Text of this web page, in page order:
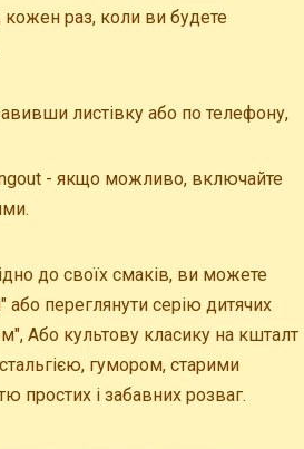
кожен раз, коли ви будете
листівку або по телефону,
- якщо можливо, включайте
до своїх смаків, ви можете
або переглянути серію дитячих
Або культову класику на кшталт
гумором, старими
простих і забавних розваг.